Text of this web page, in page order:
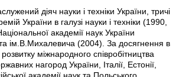
діяч науки і техніки України, тричі
України в галузі науки і техніки (1990,
академії наук України
ім.В.Михалевича (2004). За досягнення в
розвитку міжнародного співробітництва
нагород України, Італії, Естонії,
академії наук та Польського